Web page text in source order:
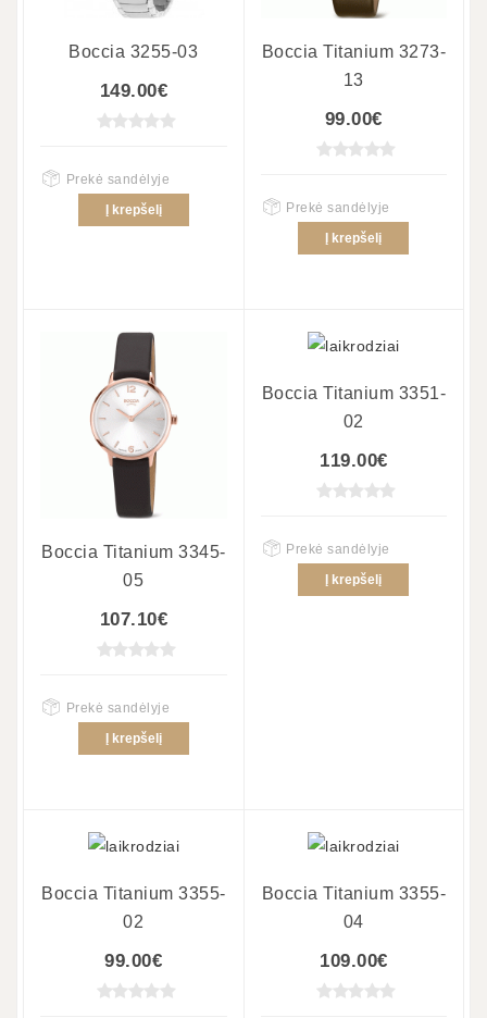
Boccia 3255-03
149.00€
Prekė sandėlyje
Į krepšelį
Boccia Titanium 3273-
13
99.00€
Prekė sandėlyje
Į krepšelį
Boccia Titanium 3345-
05
107.10€
Prekė sandėlyje
Į krepšelį
Boccia Titanium 3351-
02
119.00€
Prekė sandėlyje
Į krepšelį
Boccia Titanium 3355-
02
99.00€
Boccia Titanium 3355-
04
109.00€